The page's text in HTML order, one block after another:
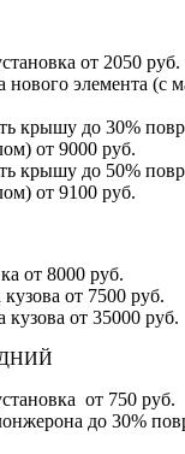
от 2050 руб.
нового элемента (с
крышу до 30%
от 9000 руб.
крышу до 50%
от 9100 руб.
от 8000 руб.
кузова от 7500 руб.
кузова от 35000 руб.
от 750 руб.
до 30%